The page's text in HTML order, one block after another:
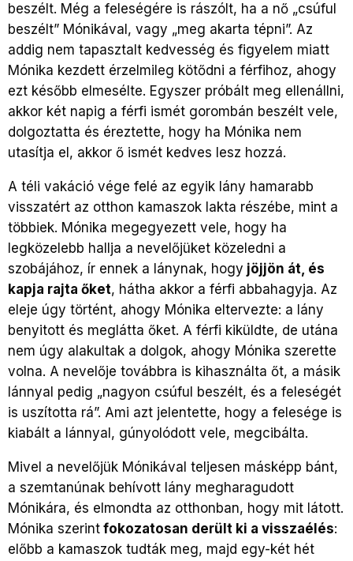
beszélt. Még a feleségére is rászólt, ha a nő „csúful
beszélt” Mónikával, vagy „meg akarta tépni”. Az
addig nem tapasztalt kedvesség és figyelem miatt
Mónika kezdett érzelmileg kötődni a férfihoz, ahogy
ezt később elmesélte. Egyszer próbált meg ellenállni,
akkor két napig a férfi ismét gorombán beszélt vele,
dolgoztatta és éreztette, hogy ha Mónika nem
utasítja el, akkor ő ismét kedves lesz hozzá.
A téli vakáció vége felé az egyik lány hamarabb
visszatért az otthon kamaszok lakta részébe, mint a
többiek. Mónika megegyezett vele, hogy ha
legközelebb hallja a nevelőjüket közeledni a
szobájához, ír ennek a lánynak, hogy jöjjön át, és
kapja rajta őket, hátha akkor a férfi abbahagyja. Az
eleje úgy történt, ahogy Mónika eltervezte: a lány
benyitott és meglátta őket. A férfi kiküldte, de utána
nem úgy alakultak a dolgok, ahogy Mónika szerette
volna. A nevelője továbbra is kihasználta őt, a másik
lánnyal pedig „nagyon csúful beszélt, és a feleségét
is uszította rá”. Ami azt jelentette, hogy a felesége is
kiabált a lánnyal, gúnyolódott vele, megcibálta.
Mivel a nevelőjük Mónikával teljesen másképp bánt,
a szemtanúnak behívott lány megharagudott
Mónikára, és elmondta az otthonban, hogy mit látott.
Mónika szerint fokozatosan derült ki a visszaélés:
előbb a kamaszok tudták meg, majd egy-két hét